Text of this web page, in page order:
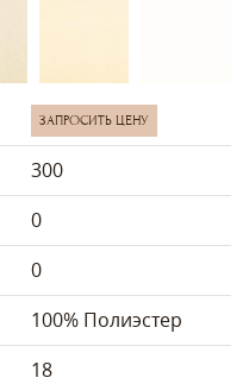
ЗАПРОСИТЬ ЦЕНУ
300
0
0
100% Полиэстер
18